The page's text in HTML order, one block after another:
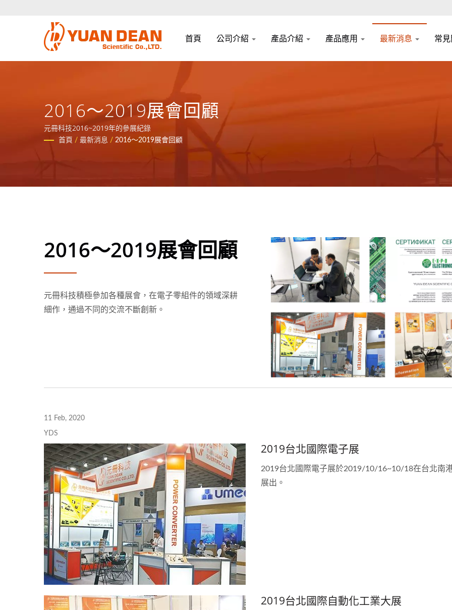
首頁 公司介紹 產品介紹 產品應用 最新消息 常
2016〜2019展會回顧
元冊科技2016~2019年的參展紀錄
首頁 / 最新消息 / 2016〜2019展會回顧
2016〜2019展會回顧
元冊科技積極參加各種展會，在電子零組件的領域深耕
細作，通過不同的交流不斷創新。
11 Feb, 2020
YDS
2019台北國際電子展
2019台北國際電子展於2019/10/16~10/18在台北南
展出。
2019台北國際自動化工業大展